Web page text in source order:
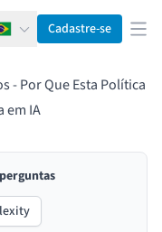
PortuguêsCadastre-se
- Por Que Esta Política
em IA